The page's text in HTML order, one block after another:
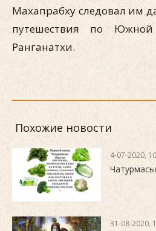
Махапрабху следовал им
путешествия по
Ранганатхи.
Похожие новости
4-07-2020,
31-08-2020,